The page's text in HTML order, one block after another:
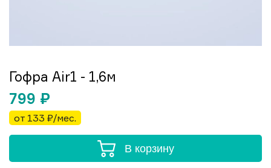
Гофра Air1 - 1,6м
799 ₽
от 133 ₽/мес.
В корзину